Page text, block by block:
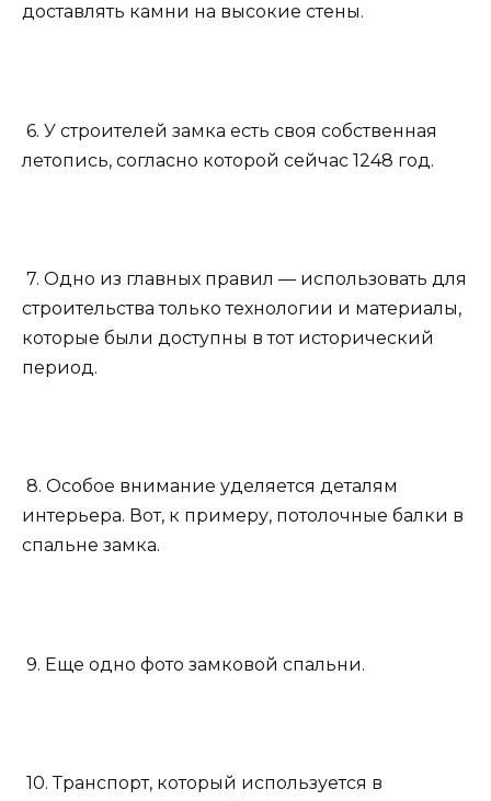
доставлять камни на высокие стены.
6. У строителей замка есть своя собственная
летопись, согласно которой сейчас 1248 год.
7. Одно из главных правил — использовать для
строительства только технологии и материалы,
которые были доступны в тот исторический
период.
8. Особое внимание уделяется деталям
интерьера. Вот, к примеру, потолочные балки в
спальне замка.
9. Еще одно фото замковой спальни.
10. Транспорт, который используется в